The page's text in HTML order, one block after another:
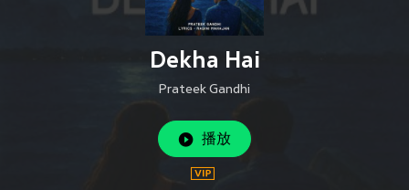
Dekha Hai
Prateek Gandhi
播放